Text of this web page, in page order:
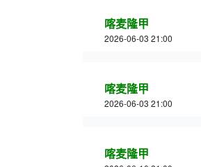
喀麦隆甲
2026-06-03 21:00
喀麦隆甲
2026-06-03 21:00
喀麦隆甲